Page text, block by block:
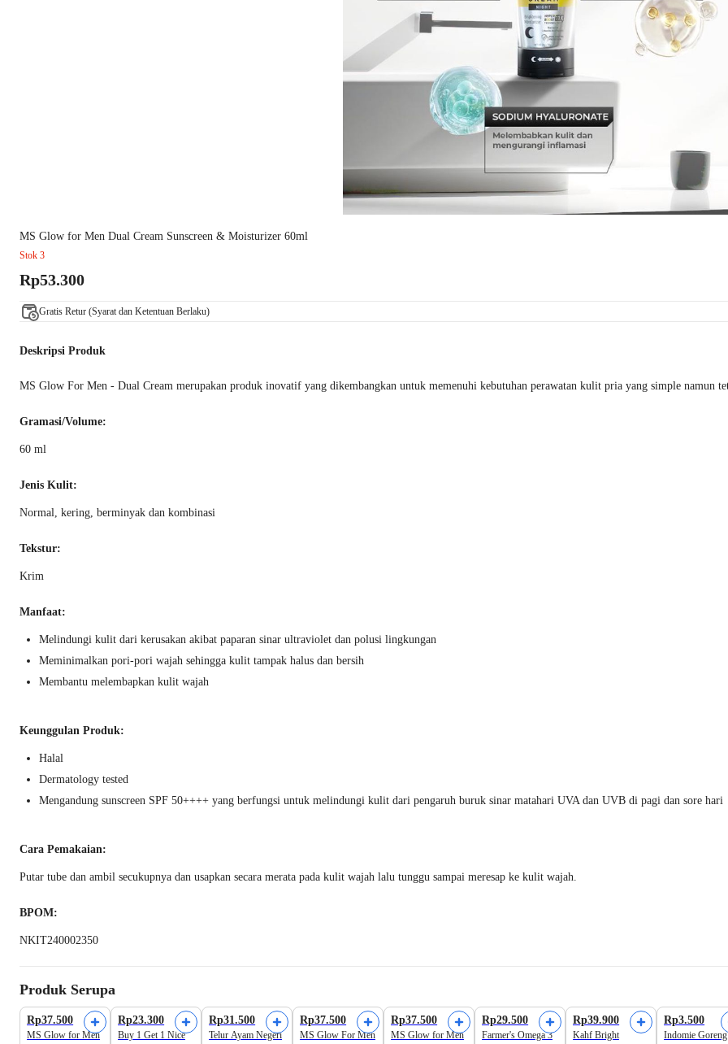
MS Glow for Men Dual Cream Sunscreen & Moisturizer 60ml
Stok 3
Rp53.300
Gratis Retur (Syarat dan Ketentuan Berlaku)
Deskripsi Produk
MS Glow For Men - Dual Cream merupakan produk inovatif yang dikembangkan untuk memenuhi kebutuhan perawatan kulit pria yang simple namun
Gramasi/Volume:
60 ml
Jenis Kulit:
Normal, kering, berminyak dan kombinasi
Tekstur:
Krim
Manfaat:
Melindungi kulit dari kerusakan akibat paparan sinar ultraviolet dan polusi lingkungan
Meminimalkan pori-pori wajah sehingga kulit tampak halus dan bersih
Membantu melembapkan kulit wajah
Keunggulan Produk:
Halal
Dermatology tested
Mengandung sunscreen SPF 50++++ yang berfungsi untuk melindungi kulit dari pengaruh buruk sinar matahari UVA dan UVB di pagi dan sore hari
Cara Pemakaian:
Putar tube dan ambil secukupnya dan usapkan secara merata pada kulit wajah lalu tunggu sampai meresap ke kulit wajah.
BPOM:
NKIT240002350
Produk Serupa
Rp37.500
MS Glow for Men
Rp23.300
Buy 1 Get 1 Nice
Rp31.500
Telur Ayam Negeri
Rp37.500
MS Glow For Men
Rp37.500
MS Glow for Men
Rp29.500
Farmer's Omega 3
Rp39.900
Kahf Bright
Rp3.500
Indomie Goreng